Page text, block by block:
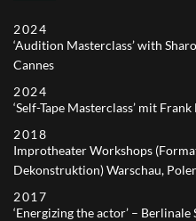
2024
‘Audition Masterclass’ with
Cannes
2024
‘Self-Tape Masterclass’ mit
2018
Improtheater Workshops
Dekonstruktion) Warschau,
2017
‘Energizing the actor’ –